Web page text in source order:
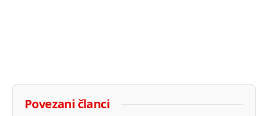
Povezani članci